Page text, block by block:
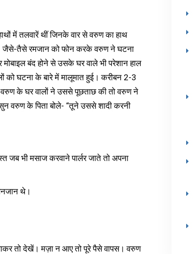
में तलवारें थीं जिनके वार से वरुण का हाथ
जैसे-तैसे रमजान को फोन करके वरुण ने घटना
बंद होने से उसके घर वाले भी परेशान हाल
घटना के बारे में मालूमात हुई। करीबन 2-3
के घर वालों ने उससे पूछताछ की तो वरुण ने
वरुण के पिता बोले- “तूने उससे शादी करनी
जब भी मसाज करवाने पार्लर जाते तो अपना
थे।
तो देखें। मज़ा न आए तो पूरे पैसे वापस। वरुण